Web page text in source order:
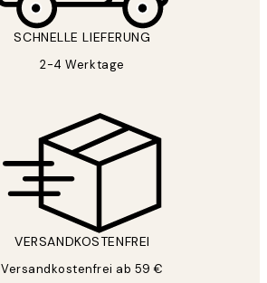
SCHNELLE LIEFERUNG
2-4 Werktage
VERSANDKOSTENFREI
Versandkostenfrei ab 59 €